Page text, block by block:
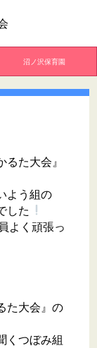
沼ノ沢保育園
た大会』
よう組の
した
よく頑張っ
大会』の
つぼみ組